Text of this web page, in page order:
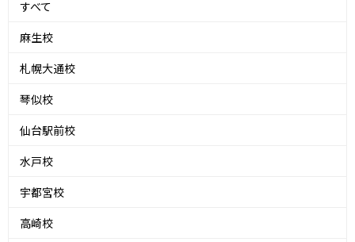
すべて
麻生校
札幌大通校
琴似校
仙台駅前校
水戸校
宇都宮校
高崎校